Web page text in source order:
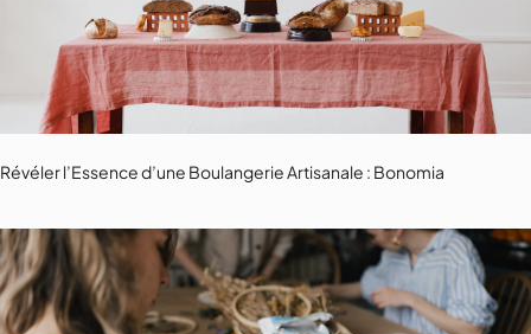
Révéler l’Essence d’une Boulangerie Artisanale : Bonomia